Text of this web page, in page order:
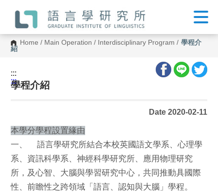
C
Home / Main Operation / Interdisciplinary Program / 學程介
紹
:::
:::
學程介紹
Date 2020-02-11
本學分學程設置緣由
一、 語言學研究所結合本校英國語文學系、心理學
系、資訊科學系、神經科學研究所、應用物理研究
所，及心智、大腦與學習研究中心，共同推動具國際
性、前瞻性之跨領域「語言、認知與大腦」學程。